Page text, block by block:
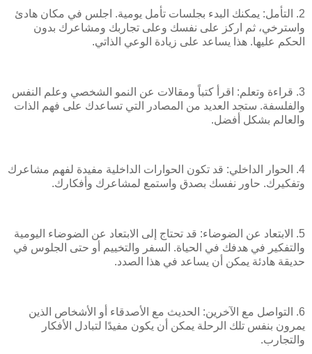
2. التأمل: يمكنك البدء بجلسات تأمل يومية. اجلس في مكان هادئ
واسترخي، ثم اركز على نفسك وعلى تجاربك ومشاعرك بدون
الحكم عليها. هذا يساعد على زيادة الوعي الذاتي.
3. قراءة وتعلم: اقرأ كتباً ومقالات عن النمو الشخصي وعلم النفس
والفلسفة. ستجد العديد من المصادر التي تساعدك على فهم الذات
والعالم بشكل أفضل.
4. الحوار الداخلي: قد تكون الحوارات الداخلية مفيدة لفهم مشاعرك
وتفكيرك. حاور نفسك بصدق واستمع لمشاعرك وأفكارك.
5. الابتعاد عن الضوضاء: قد تحتاج إلى الابتعاد عن الضوضاء اليومية
والتفكير في هدفك في الحياة. السفر والتخييم أو حتى الجلوس في
حديقة هادئة يمكن أن يساعد في هذا الصدد.
6. التواصل مع الآخرين: الحديث مع الأصدقاء أو الأشخاص الذين
يمرون بنفس تلك الرحلة يمكن أن يكون مفيدًا لتبادل الأفكار
والتجارب.